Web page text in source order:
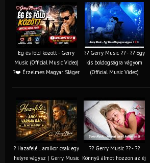
Ég és föld között - Gerry
Music (Official Music Video)
?❤️ Érzelmes Magyar Sláger
?? Gerry Music ?? - ?? Egy
kis boldogságra vágyom
(Official Music Video)
? Hazafelé… amikor csak egy
helyre vágysz | Gerry Music
?? Gerry Music ?? - ??
Könnyű álmot hozzon az éj